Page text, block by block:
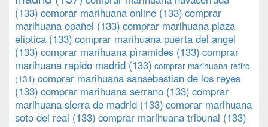
(133) comprar marihuana online (133) comprar
marihuana opañel (133) comprar marihuana plaza
eliptica (133) comprar marihuana puerta del angel
(133) comprar marihuana pìramides (133) comprar
marihuana rapido madrid (133) comprar marihuana retiro
(131) comprar marihuana sansebastian de los reyes
(133) comprar marihuana serrano (133) comprar
marihuana sierra de madrid (133) comprar marihuana
soto del real (133) comprar marihuana tribunal (133)